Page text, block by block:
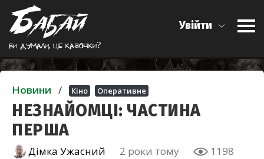
Ви думали, це казочки?
Увійти
Новини / Кіно Оперативне
НЕЗНАЙОМЦІ: ЧАСТИНА
ПЕРША
Дімка Ужасний 2 роки тому
1198